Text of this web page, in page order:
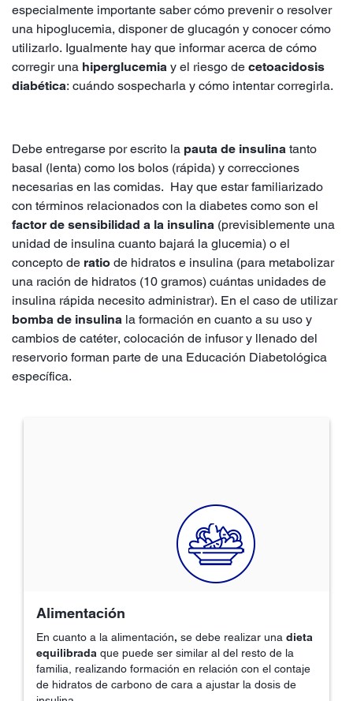
especialmente importante saber cómo prevenir o resolver
una hipoglucemia, disponer de glucagón y conocer cómo
utilizarlo. Igualmente hay que informar acerca de cómo
corregir una hiperglucemia y el riesgo de cetoacidosis
diabética: cuándo sospecharla y cómo intentar corregirla.
Debe entregarse por escrito la pauta de insulina tanto
basal (lenta) como los bolos (rápida) y correcciones
necesarias en las comidas. Hay que estar familiarizado
con términos relacionados con la diabetes como son el
factor de sensibilidad a la insulina (previsiblemente una
unidad de insulina cuanto bajará la glucemia) o el
concepto de ratio de hidratos e insulina (para metabolizar
una ración de hidratos (10 gramos) cuántas unidades de
insulina rápida necesito administrar). En el caso de utilizar
bomba de insulina la formación en cuanto a su uso y
cambios de catéter, colocación de infusor y llenado del
reservorio forman parte de una Educación Diabetológica
específica.
Alimentación
En cuanto a la alimentación, se debe realizar una dieta
equilibrada que puede ser similar al del resto de la
familia, realizando formación en relación con el contaje
de hidratos de carbono de cara a ajustar la dosis de